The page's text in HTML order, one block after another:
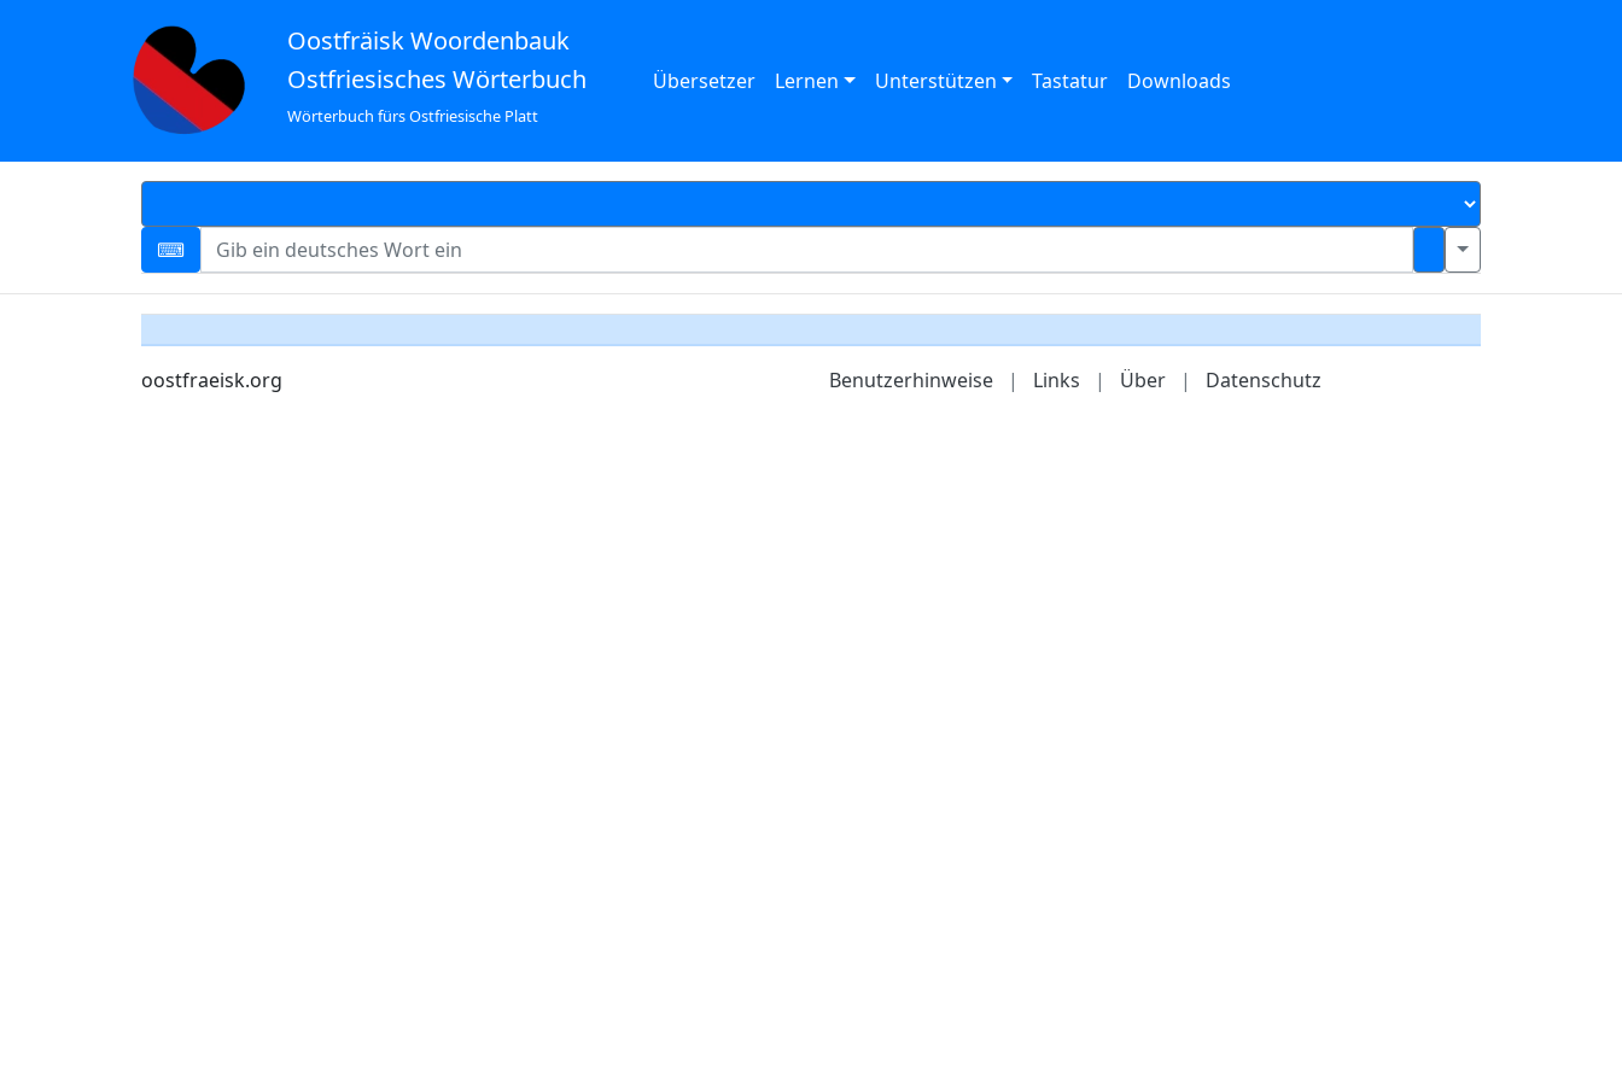
Oostfräisk Woordenbauk
Ostfriesisches Wörterbuch
Wörterbuch fürs Ostfriesische Platt
Übersetzer Lernen Unterstützen Tastatur Downloads
oostfraeisk.org Benutzerhinweise | Links | Über | Datenschutz